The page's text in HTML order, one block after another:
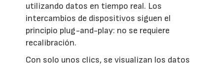
utilizando datos en tiempo real. Los
intercambios de dispositivos siguen el
principio plug-and-play: no se requiere
recalibración.
Con solo unos clics, se visualizan los datos